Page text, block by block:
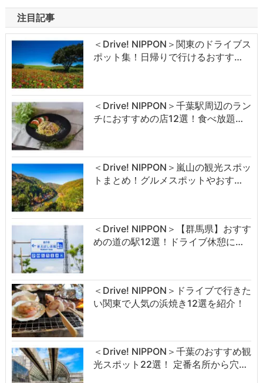
注目記事
＜Drive! NIPPON＞関東のドライブス
ポット集！日帰りで行けるおすす…
＜Drive! NIPPON＞千葉駅周辺のラン
チにおすすめの店12選！食べ放題…
＜Drive! NIPPON＞嵐山の観光スポッ
トまとめ！グルメスポットやおす…
＜Drive! NIPPON＞【群馬県】おすす
めの道の駅12選！ドライブ休憩に…
＜Drive! NIPPON＞ドライブで行きた
い関東で人気の浜焼き12選を紹介！
＜Drive! NIPPON＞千葉のおすすめ観
光スポット22選！ 定番名所から穴…